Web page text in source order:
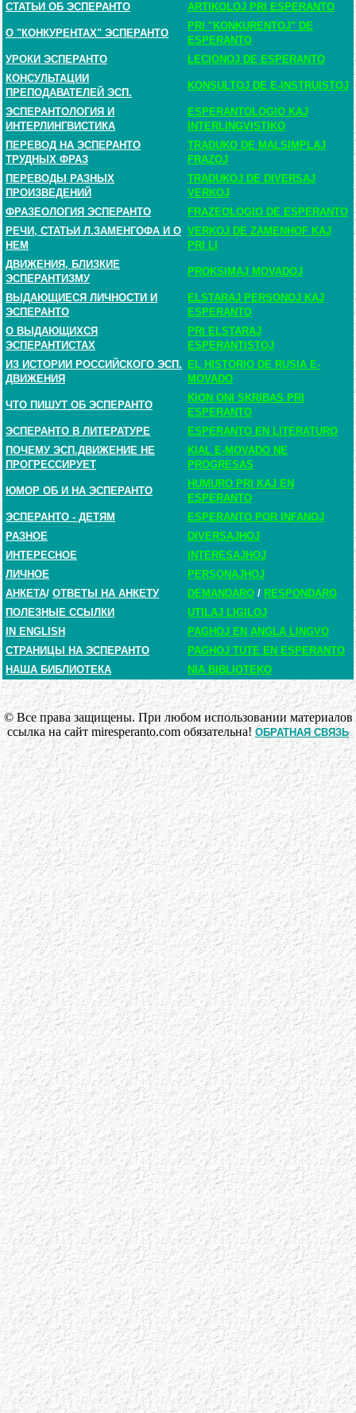
СТАТЬИ ОБ ЭСПЕРАНТО
ARTIKOLOJ PRI ESPERANTO
О "КОНКУРЕНТАХ" ЭСПЕРАНТО
PRI "KONKURENTOJ" DE
ESPERANTO
УРОКИ ЭСПЕРАНТО
LECIONOJ DE ESPERANTO
КОНСУЛЬТАЦИИ
ПРЕПОДАВАТЕЛЕЙ ЭСП.
KONSULTOJ DE E-INSTRUISTOJ
ЭСПЕРАНТОЛОГИЯ И
ИНТЕРЛИНГВИСТИКА
ESPERANTOLOGIO KAJ
INTERLINGVISTIKO
ПЕРЕВОД НА ЭСПЕРАНТО
ТРУДНЫХ ФРАЗ
TRADUKO DE MALSIMPLAJ
FRAZOJ
ПЕРЕВОДЫ РАЗНЫХ
ПРОИЗВЕДЕНИЙ
TRADUKOJ DE DIVERSAJ
VERKOJ
ФРАЗЕОЛОГИЯ ЭСПЕРАНТО
FRAZEOLOGIO DE ESPERANTO
РЕЧИ, СТАТЬИ Л.ЗАМЕНГОФА И О
НЕМ
VERKOJ DE ZAMENHOF KAJ
PRI LI
ДВИЖЕНИЯ, БЛИЗКИЕ
ЭСПЕРАНТИЗМУ
PROKSIMAJ MOVADOJ
ВЫДАЮЩИЕСЯ ЛИЧНОСТИ И
ЭСПЕРАНТО
ELSTARAJ PERSONOJ KAJ
ESPERANTO
О ВЫДАЮЩИХСЯ
ЭСПЕРАНТИСТАХ
PRI ELSTARAJ
ESPERANTISTOJ
ИЗ ИСТОРИИ РОССИЙСКОГО ЭСП.
ДВИЖЕНИЯ
EL HISTORIO DE RUSIA E-
MOVADO
ЧТО ПИШУТ ОБ ЭСПЕРАНТО
KION ONI SKRIBAS PRI
ESPERANTO
ЭСПЕРАНТО В ЛИТЕРАТУРЕ
ESPERANTO EN LITERATURO
ПОЧЕМУ ЭСП.ДВИЖЕНИЕ НЕ
ПРОГРЕССИРУЕТ
KIAL E-MOVADO NE
PROGRESAS
ЮМОР ОБ И НА ЭСПЕРАНТО
HUMURO PRI KAJ EN
ESPERANTO
ЭСПЕРАНТО - ДЕТЯМ
ESPERANTO POR INFANOJ
РАЗНОЕ
DIVERSAJHOJ
ИНТЕРЕСНОЕ
INTERESAJHOJ
ЛИЧНОЕ
PERSONAJHOJ
АНКЕТА/ ОТВЕТЫ НА АНКЕТУ DEMANDARO / RESPONDARO
ПОЛЕЗНЫЕ ССЫЛКИ
UTILAJ LIGILOJ
IN ENGLISH
PAGHOJ EN ANGLA LINGVO
СТРАНИЦЫ НА ЭСПЕРАНТО
PAGHOJ TUTE EN ESPERANTO
НАША БИБЛИОТЕКА
NIA BIBLIOTEKO
© Все права защищены. При любом использовании материалов
ссылка на сайт miresperanto.com обязательна! ОБРАТНАЯ СВЯЗЬ